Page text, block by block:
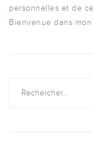
personnelles et de
Bienvenue dans